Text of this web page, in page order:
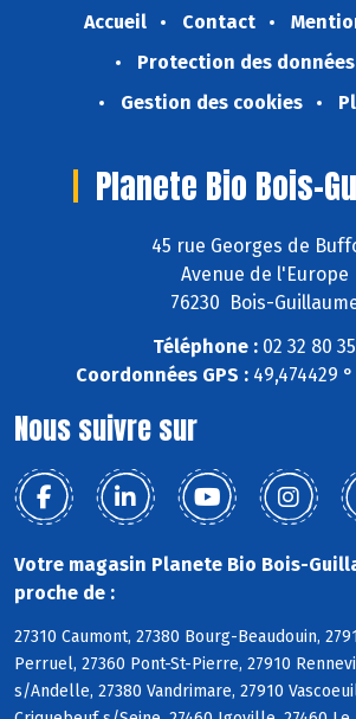
Accueil Contact
Protection des données
Gestion des cookies
Planete Bio Bois-
45 rue Georges de
Avenue de l'Europe
76230 Bois-
Téléphone :02 32 80
Coordonnées GPS : 49,474429
Nous suivre sur
Votre magasin Planete Bio Bois-
proche de :
27310 Caumont, 27380 Bourg-Beaudouin,
Perruel, 27360 Pont-St-Pierre, 27910
s/Andelle, 27380 Vandrimare, 27910